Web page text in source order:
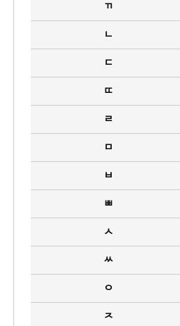
ㄲ
ㄴ
ㄷ
ㄸ
ㄹ
ㅁ
ㅂ
ㅃ
ㅅ
ㅆ
ㅇ
ㅈ